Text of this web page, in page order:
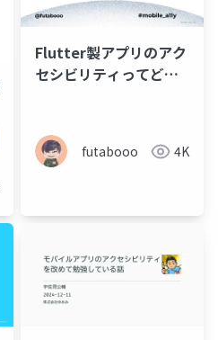
flutter
Flutter製アプリのアク
セシビリティってどう
futabooo 4K